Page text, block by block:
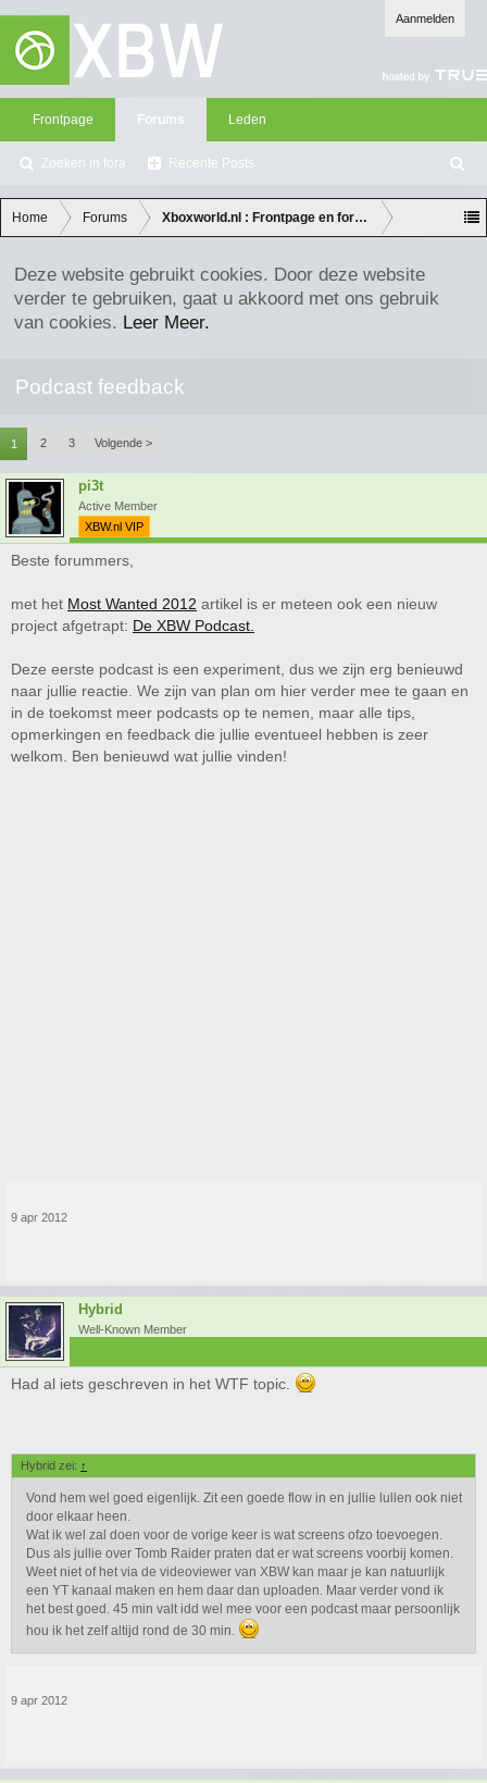
Aanmelden
Frontpage Forums
Zoeken in fora Recente Posts
Leden
oe
ke
n
Home Forums Xboxworld.nl : Frontpage en forum discussie
Deze website gebruikt cookies. Door deze website
verder te gebruiken, gaat u akkoord met ons gebruik
van cookies. Leer Meer.
Podcast feedback
1 2 3 Volgende >
pi3t
Active Member
XBW.nl VIP
Beste forummers,
met het Most Wanted 2012 artikel is er meteen ook een nieuw
project afgetrapt: De XBW Podcast.
Deze eerste podcast is een experiment, dus we zijn erg benieuwd
naar jullie reactie. We zijn van plan om hier verder mee te gaan en
in de toekomst meer podcasts op te nemen, maar alle tips,
opmerkingen en feedback die jullie eventueel hebben is zeer
welkom. Ben benieuwd wat jullie vinden!
9 apr 2012
Hybrid
Well-Known Member
Had al iets geschreven in het WTF topic.
Hybrid zei: ↑
Vond hem wel goed eigenlijk. Zit een goede flow in en jullie lullen ook niet
door elkaar heen.
Wat ik wel zal doen voor de vorige keer is wat screens ofzo toevoegen.
Dus als jullie over Tomb Raider praten dat er wat screens voorbij komen.
Weet niet of het via de videoviewer van XBW kan maar je kan natuurlijk
een YT kanaal maken en hem daar dan uploaden. Maar verder vond ik
het best goed. 45 min valt idd wel mee voor een podcast maar persoonlijk
hou ik het zelf altijd rond de 30 min.
9 apr 2012